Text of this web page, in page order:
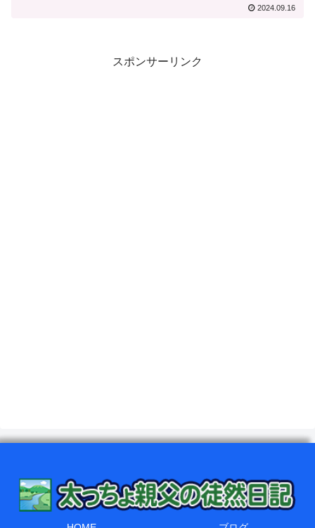
2024.09.16
スポンサーリンク